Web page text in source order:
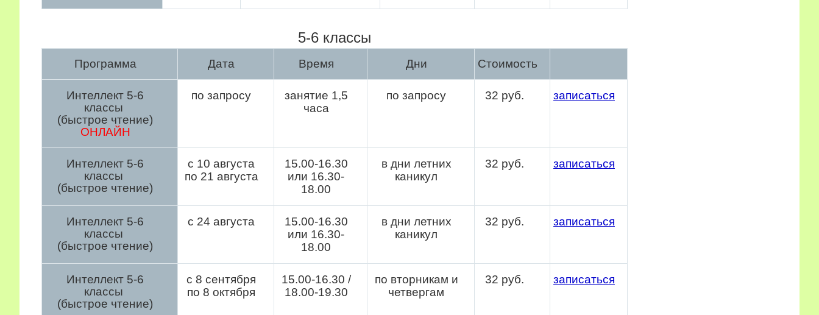
5-6 классы
Программа Дата Время Дни Стоимость
Интеллект 5-6
классы
(быстрое чтение)
ОНЛАЙН
по запросу
занятие 1,5
часа
по запросу 32 руб. записаться
Интеллект 5-6
классы
(быстрое чтение)
с 10 августа
по 21 августа
15.00-16.30
или 16.30-
18.00
в дни летних
каникул
32 руб. записаться
Интеллект 5-6
классы
(быстрое чтение)
с 24 августа
15.00-16.30
или 16.30-
18.00
в дни летних
каникул
32 руб. записаться
Интеллект 5-6
классы
(быстрое чтение)
с 8 сентября
по 8 октября
15.00-16.30 /
18.00-19.30
по вторникам и
четвергам
32 руб. записаться